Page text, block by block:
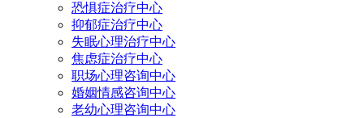
恐惧症治疗中心
抑郁症治疗中心
失眠心理治疗中心
焦虑症治疗中心
职场心理咨询中心
婚姻情感咨询中心
老幼心理咨询中心